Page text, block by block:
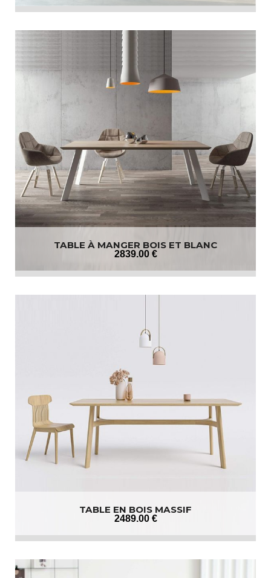
TABLE À MANGER BOIS ET BLANC
2839.00 €
TABLE EN BOIS MASSIF
2489.00 €